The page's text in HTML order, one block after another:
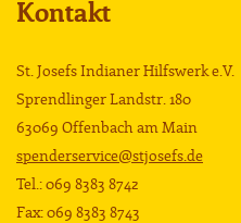
Kontakt
St. Josefs Indianer Hilfswerk e.V.
Sprendlinger Landstr. 180
63069 Offenbach am Main
spenderservice@stjosefs.de
Tel.: 069 8383 8742
Fax: 069 8383 8743